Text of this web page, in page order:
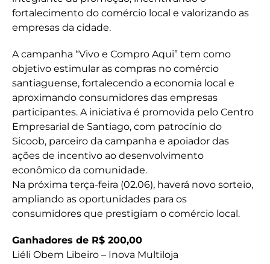
fortalecimento do comércio local e valorizando as
empresas da cidade.
A campanha “Vivo e Compro Aqui” tem como
objetivo estimular as compras no comércio
santiaguense, fortalecendo a economia local e
aproximando consumidores das empresas
participantes. A iniciativa é promovida pelo Centro
Empresarial de Santiago, com patrocínio do
Sicoob, parceiro da campanha e apoiador das
ações de incentivo ao desenvolvimento
econômico da comunidade.
Na próxima terça-feira (02.06), haverá novo sorteio,
ampliando as oportunidades para os
consumidores que prestigiam o comércio local.
Ganhadores de R$ 200,00
Liéli Obem Libeiro – Inova Multiloja